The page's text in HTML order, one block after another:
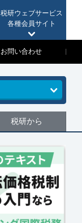
税研ウェブサービス
各種会員サイト
お問い合わせ
税研から